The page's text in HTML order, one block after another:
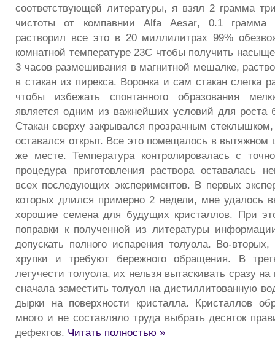
соответствующей литературы, я взял 2 грамма
чистоты от компaвнииAlfa Aesar, 0.1 грамма
растворил все это в 20 миллилитрах 99%
комнатной температуре 23С чтобы получить
3 часов размешивания в магнитной мешалке,
в стакан из пирекса. Воронка и сам стакан слегка
чтобы избежать спонтанного образования
является одним из важнейших условий для роста
Стакан сверху закрывался прозрачным стеклышком,
оставался открыт. Все это помещалось в
же месте. Температура контролировалась с
процедура приготовления раствора оставалась
всех последующих экспериментов. В первых
которых длился примерно 2 недели, мне удалось
хорошие семена для будущих кристаллов. При
поправки к полученной из литературы
допускать полного испарения толуола. Во-
хрупки и требуют бережного обращения. В
летучести толуола, их нельзя вытаскивать сразу
сначала заместить толуол на дистиллитованную
дырки на поверхности кристалла. Кристаллов
много и не составляло труда выбрать десяток
дефектов. Читать полностью »